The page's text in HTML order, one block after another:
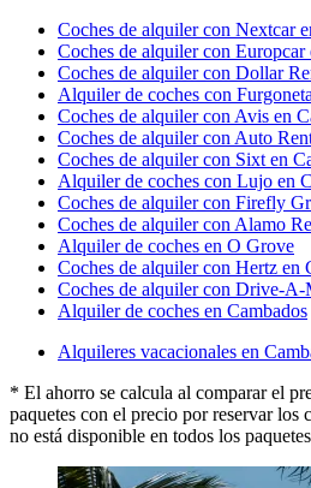
Coches de alquiler con Nextcar
Coches de alquiler con Europcar
Coches de alquiler con Dollar
Alquiler de coches con
Coches de alquiler con Avis en
Coches de alquiler con Auto
Coches de alquiler con Sixt en
Alquiler de coches con Lujo en
Coches de alquiler con Firefly
Coches de alquiler con Alamo
Alquiler de coches en O Grove
Coches de alquiler con Hertz en
Coches de alquiler con Drive-A-
Alquiler de coches en Cambados
Alquileres vacacionales en
* El ahorro se calcula al comparar el
paquetes con el precio por reservar los
no está disponible en todos los